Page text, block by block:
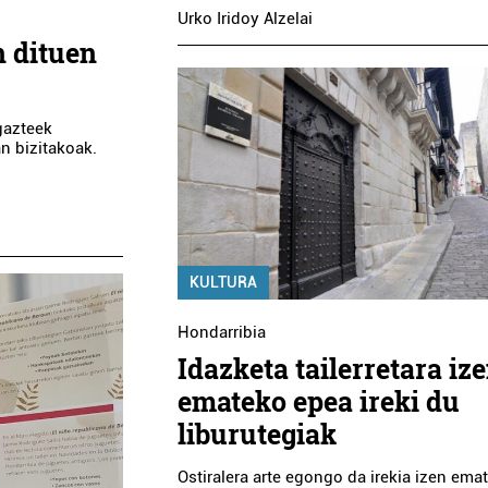
dituen
bizitakoak.
Urko Iridoy Alzelai
KULTURA
Hondarribia
Idazketa tailerretara
emateko epea ireki du
liburutegiak
Ostiralera arte egongo da irekia izen
B TRAVEL
Errenteria-Orereta
Museoak
ALBAOLA ITSAS
FAKTORIA